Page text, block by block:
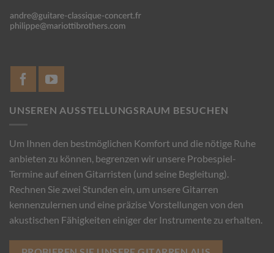
UNSEREN AUSSTELLUNGSRAUM BESUCHEN
Um Ihnen den bestmöglichen Komfort und die nötige Ruhe
anbieten zu können, begrenzen wir unsere Probespiel-
Termine auf einen Gitarristen (und seine Begleitung).
Rechnen Sie zwei Stunden ein, um unsere Gitarren
kennenzulernen und eine präzise Vorstellungen von den
akustischen Fähigkeiten einiger der Instrumente zu erhalten.